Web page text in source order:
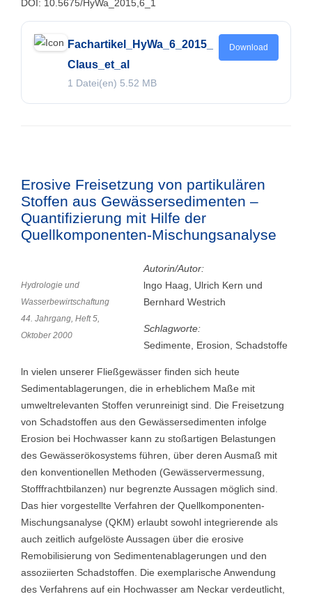
DOI: 10.5675/HyWa_2015,6_1
Fachartikel_HyWa_6_2015_
Claus_et_al
1 Datei(en) 5.52 MB
Download
Erosive Freisetzung von partikulären
Stoffen aus Gewässersedimenten –
Quantifizierung mit Hilfe der
Quellkomponenten-Mischungsanalyse
Hydrologie und
Wasserbewirtschaftung
44. Jahrgang, Heft 5,
Oktober 2000
Autorin/Autor:
lngo Haag, Ulrich Kern und
Bernhard Westrich
Schlagworte:
Sedimente, Erosion, Schadstoffe
ln vielen unserer Fließgewässer finden sich heute
Sedimentablagerungen, die in erheblichem Maße mit
umweltrelevanten Stoffen verunreinigt sind. Die Freisetzung
von Schadstoffen aus den Gewässersedimenten infolge
Erosion bei Hochwasser kann zu stoßartigen Belastungen
des Gewässerökosystems führen, über deren Ausmaß mit
den konventionellen Methoden (Gewässervermessung,
Stofffrachtbilanzen) nur begrenzte Aussagen möglich sind.
Das hier vorgestellte Verfahren der Quellkomponenten-
Mischungsanalyse (QKM) erlaubt sowohl integrierende als
auch zeitlich aufgelöste Aussagen über die erosive
Remobilisierung von Sedimentenablagerungen und den
assoziierten Schadstoffen. Die exemplarische Anwendung
des Verfahrens auf ein Hochwasser am Neckar verdeutlicht,